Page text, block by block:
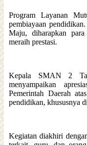
Program Layanan
pembiayaan
Maju, diharapkan
meraih prestasi.
Kepala SMAN 2
menyampaikan
Pemerintah Daerah
pendidikan, khususnya
Kegiatan diakhiri